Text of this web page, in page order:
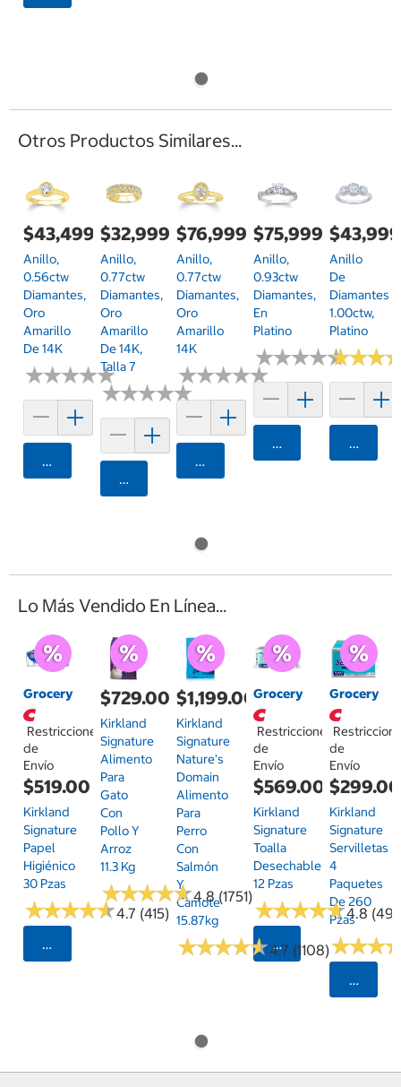
Otros Productos Similares...
$43,499.00
Anillo,
0.56ctw
Diamantes,
Oro
Amarillo
De 14K
★★★★★
★★★★★
Agregar
$32,999.00
Anillo,
0.77ctw
Diamantes,
Oro
Amarillo
De 14K,
Talla 7
★★★★★
★★★★★
Agregar
$76,999.00
Anillo,
0.77ctw
Diamantes,
Oro
Amarillo
14K
★★★★★
★★★★★
Agregar
$75,999.00
Anillo,
0.93ctw
Diamantes,
En
Platino
★★★★★
★★★★★
Agregar
Anillo
De
Diamantes
1.00ctw,
Platino
★★★
★★★
Lo Más Vendido En Línea...
Grocery
Restricciones
de
Envío
$519.00
Kirkland
Signature
Papel
Higiénico
30 Pzas
★★★★★
★★★★★4.7 (415)
Seleccionar Código Postal
$729.00
Kirkland
Signature
Alimento
Para
Gato
Con
Pollo Y
Arroz
11.3 Kg
★★★★★
★★★★★4.8 (1751)
$1,199.00
Kirkland
Signature
Nature's
Domain
Alimento
Para
Perro
Con
Salmón
Y
Camote
15.87kg
★★★★★
★★★★★4.7 (1108)
Grocery
Restricciones
de
Envío
$569.00
Kirkland
Signature
Toalla
Desechable
12 Pzas
★★★★★
★★★★★4.8
Seleccionar
Grocery
de
Envío
$299.00
Kirkland
Signature
Servilletas
4
Paquetes
De 260
Pzas
★★★
★★★